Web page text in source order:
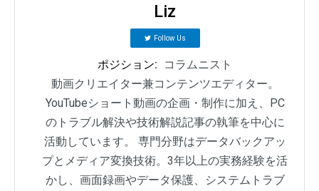
Liz
Follow Us
ポジション:
コラムニスト
動画クリエイター兼コンテンツエディター。
YouTubeショート動画の企画・制作に加え、PC
のトラブル解決や技術解説記事の執筆を中心に
活動しています。 専門分野はデータバックアッ
プとメディア変換技術。3年以上の実務経験を活
かし、画面録画やデータ保護、システムトラブ